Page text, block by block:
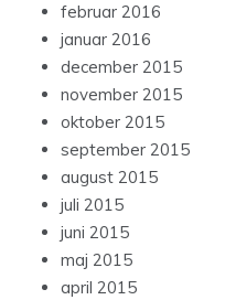
februar 2016
januar 2016
december 2015
november 2015
oktober 2015
september 2015
august 2015
juli 2015
juni 2015
maj 2015
april 2015